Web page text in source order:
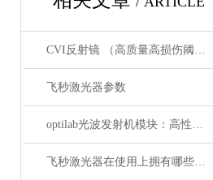
CVI反射镜 （高质量高损伤阈值反射镜）产品介绍
飞秒激光器参数
optilab光波发射机模块：高性能通信的核心组件
飞秒激光器在使用上拥有哪些特点？